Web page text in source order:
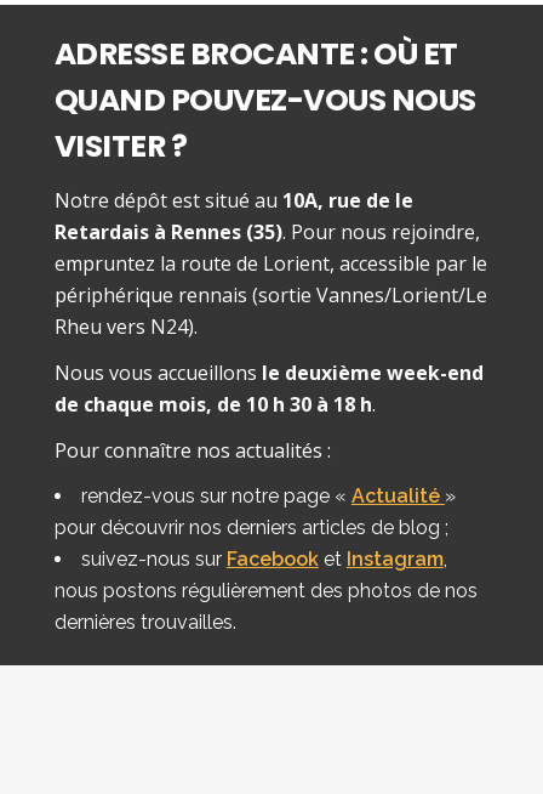
ADRESSE BROCANTE : OÙ ET
QUAND POUVEZ-VOUS NOUS
VISITER ?
Notre dépôt est situé au 10A, rue de le
Retardais à Rennes (35). Pour nous rejoindre,
empruntez la route de Lorient, accessible par le
périphérique rennais (sortie Vannes/Lorient/Le
Rheu vers N24).
Nous vous accueillons le deuxième week-end
de chaque mois, de 10 h 30 à 18 h.
Pour connaître nos actualités :
rendez-vous sur notre page « Actualité »
pour découvrir nos derniers articles de blog ;
suivez-nous sur Facebooket Instagram,
nous postons régulièrement des photos de nos
dernières trouvailles.